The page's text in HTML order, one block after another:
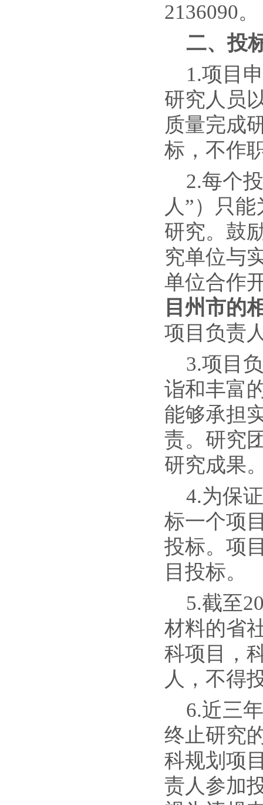
2136090。
二、投
1.项目
研究人员
质量完成
标，不作
2.每个
人”）只
研究。鼓
究单位与
单位合作
目州市的
项目负责
3.项目
诣和丰富
能够承担
责。研究
研究成果
4.为保
标一个项
投标。项
目投标。
5.截至
材料的省
科项目，
人，不得
6.近三
终止研究
科规划项
责人参加